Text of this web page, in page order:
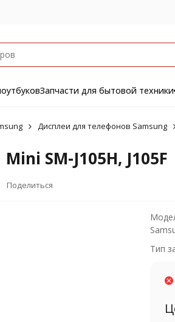
Запчасти для бытовой техники
Дисплеи для телефонов Samsung
SM-J105H, J105F
Поделиться
Тип